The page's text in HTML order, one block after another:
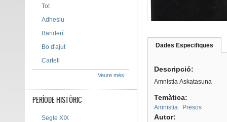
Dades Especifiques
Descripció:
Amnistia Askatasuna
Temàtica:
Amnistia Presos
Autor:
Tot
Adhesiu
Banderí
Bo d'ajut
Cartell
Veure més
PERÍODE HISTÒRIC
Segle XIX